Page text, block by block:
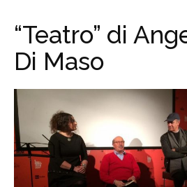
“Teatro” di
Di Maso